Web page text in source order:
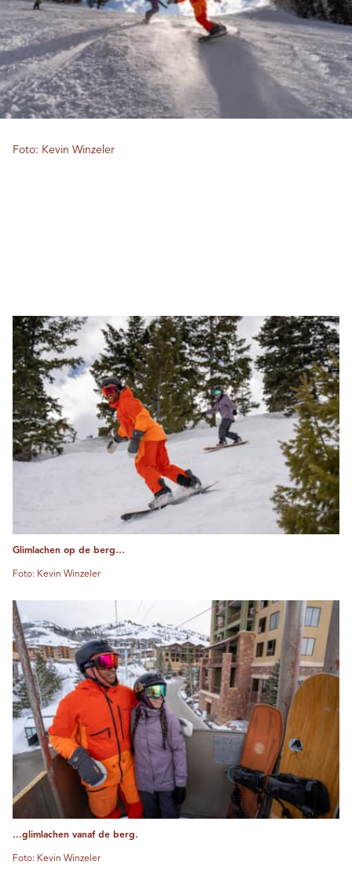
Foto: Kevin Winzeler
Glimlachen op de berg…
Foto: Kevin Winzeler
…glimlachen vanaf de berg.
Foto: Kevin Winzeler